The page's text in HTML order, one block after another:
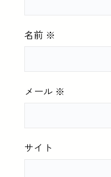
名前 ※
メール ※
サイト